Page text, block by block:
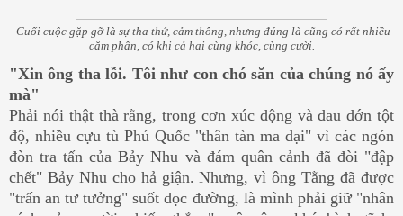
Cuối cuộc gặp gỡ là sự tha thứ, cảm thông, nhưng đúng là cũng có rất nhiều
căm phẫn, có khi cả hai cùng khóc, cùng cười.
"Xin ông tha lỗi. Tôi như con chó săn của chúng nó ấy
mà"
Phải nói thật thà rằng, trong cơn xúc động và đau đớn tột
độ, nhiều cựu tù Phú Quốc "thân tàn ma dại" vì các ngón
đòn tra tấn của Bảy Nhu và đám quân cảnh đã đòi "đập
chết" Bảy Nhu cho hả giận. Nhưng, vì ông Tằng đã được
"trấn an tư tưởng" suốt dọc đường, là mình phải giữ "nhân